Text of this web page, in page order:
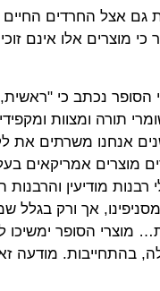
גם אצל החרדים החיים
מוצרים אלו אינם
נכתב כי
תורה ומצוות
מזה 16 שנים אנחנו
מוצרים אמריקאים
מודיעין
אך ורק בגלל
מוצרי הסופר ימשיכו
בהתחייבות. מודעה